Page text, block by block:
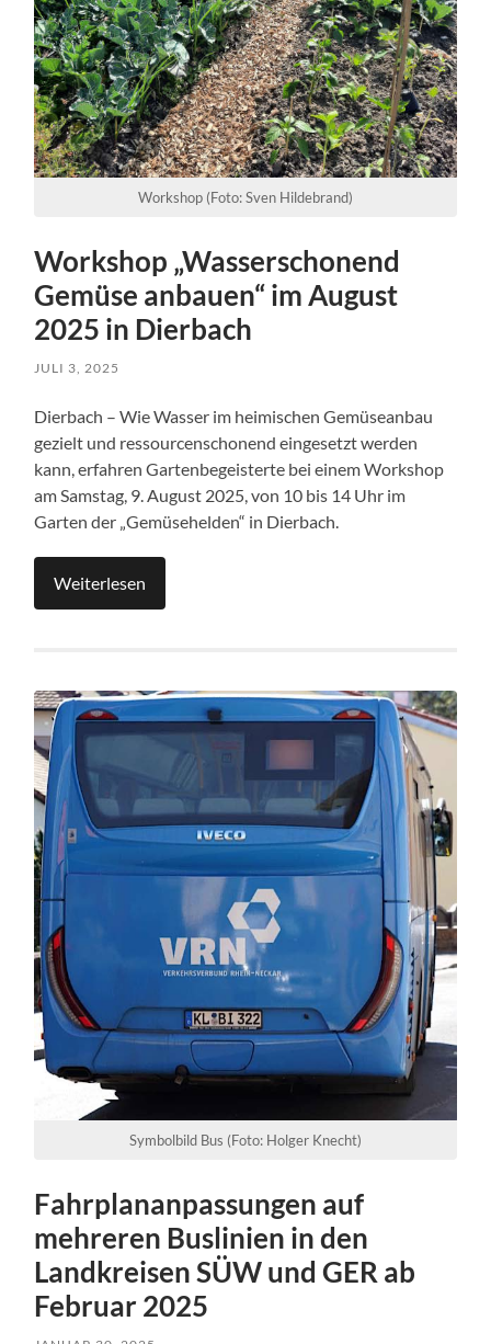
Workshop (Foto: Sven Hildebrand)
Workshop „Wasserschonend
Gemüse anbauen“ im August
2025 in Dierbach
JULI 3, 2025
Dierbach – Wie Wasser im heimischen Gemüseanbau
gezielt und ressourcenschonend eingesetzt werden
kann, erfahren Gartenbegeisterte bei einem Workshop
am Samstag, 9. August 2025, von 10 bis 14 Uhr im
Garten der „Gemüsehelden“ in Dierbach.
Weiterlesen
Symbolbild Bus (Foto: Holger Knecht)
Fahrplananpassungen auf
mehreren Buslinien in den
Landkreisen SÜW und GER ab
Februar 2025